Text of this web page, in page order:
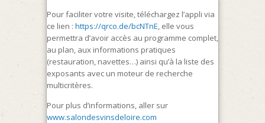
Pour faciliter votre visite, téléchargez l’appli via
ce lien : https://qrco.de/bcNTnE, elle vous
permettra d’avoir accès au programme complet,
au plan, aux informations pratiques
(restauration, navettes…) ainsi qu’à la liste des
exposants avec un moteur de recherche
multicritères.
Pour plus d’informations, aller sur
www.salondesvinsdeloire.com